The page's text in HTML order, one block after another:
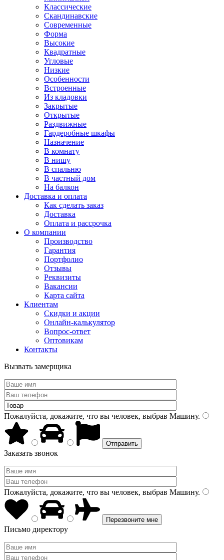
Классические
Скандинавские
Современные
Форма
Высокие
Квадратные
Угловые
Низкие
Особенности
Встроенные
Из кладовки
Закрытые
Открытые
Раздвижные
Гардеробные шкафы
Назначение
В комнату
В нишу
В спальню
В частный дом
На балкон
Доставка и оплата
Как сделать заказ
Доставка
Оплата и рассрочка
О компании
Производство
Гарантия
Портфолио
Отзывы
Реквизиты
Вакансии
Карта сайта
Клиентам
Скидки и акции
Онлайн-калькулятор
Вопрос-ответ
Оптовикам
Контакты
Вызвать замерщика
Пожалуйста, докажите, что вы человек, выбрав Машину.
Заказать звонок
Пожалуйста, докажите, что вы человек, выбрав Машину.
Письмо директору